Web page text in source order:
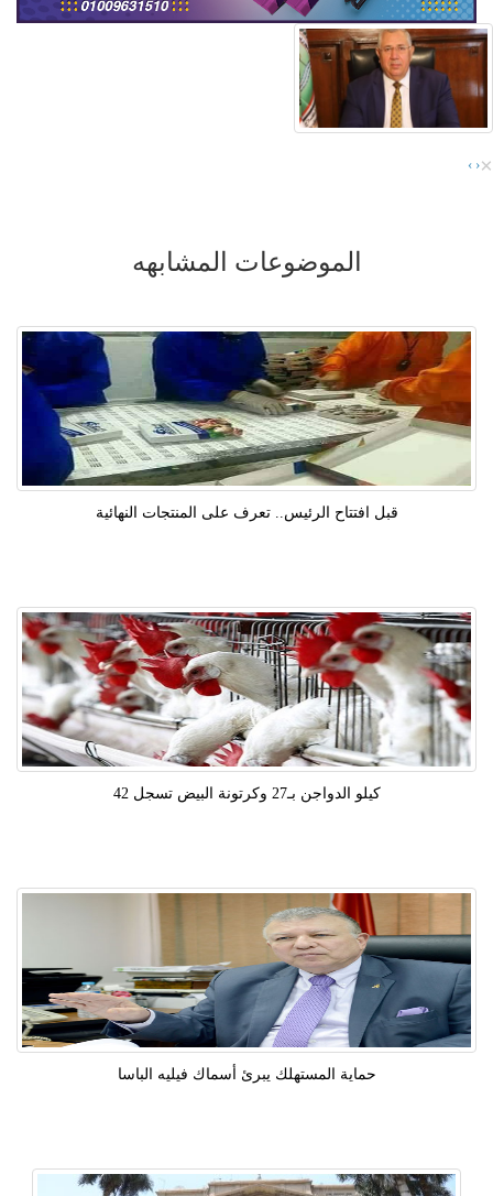
‹
› ×
الموضوعات المشابهه
قبل افتتاح الرئيس.. تعرف على المنتجات النهائية
كيلو الدواجن بـ27 وكرتونة البيض تسجل 42
حماية المستهلك يبرئ أسماك فيليه الباسا